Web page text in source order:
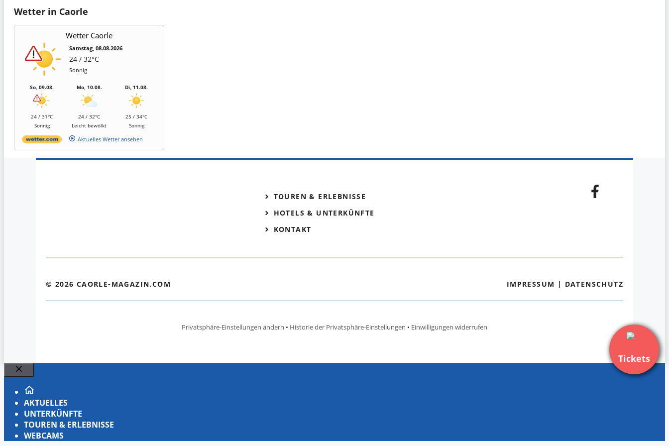
Wetter in Caorle
Wetter Caorle
Samstag, 08.08.2026
24 / 32°C
Sonnig
So, 09.08.
24 / 31°C
Sonnig
Mo, 10.08.
24 / 32°C
Leicht bewölkt
Di, 11.08.
25 / 34°C
Sonnig
Aktuelles Wetter ansehen
Tickets
TOUREN & ERLEBNISSE
HOTELS & UNTERKÜNFTE
KONTAKT
© 2026 CAORLE-MAGAZIN.COM IMPRESSUM | DATENSCHUTZ
Privatsphäre-Einstellungen ändern • Historie der Privatsphäre-Einstellungen • Einwilligungen widerrufen
Schließen
AKTUELLES
UNTERKÜNFTE
TOUREN & ERLEBNISSE
WEBCAMS